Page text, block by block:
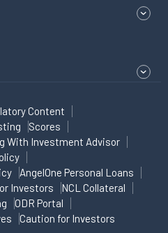
Content
Scores
With Investment Advisor
AngelOne Personal Loans
Investors
NCL Collateral
ODR Portal
Caution for Investors